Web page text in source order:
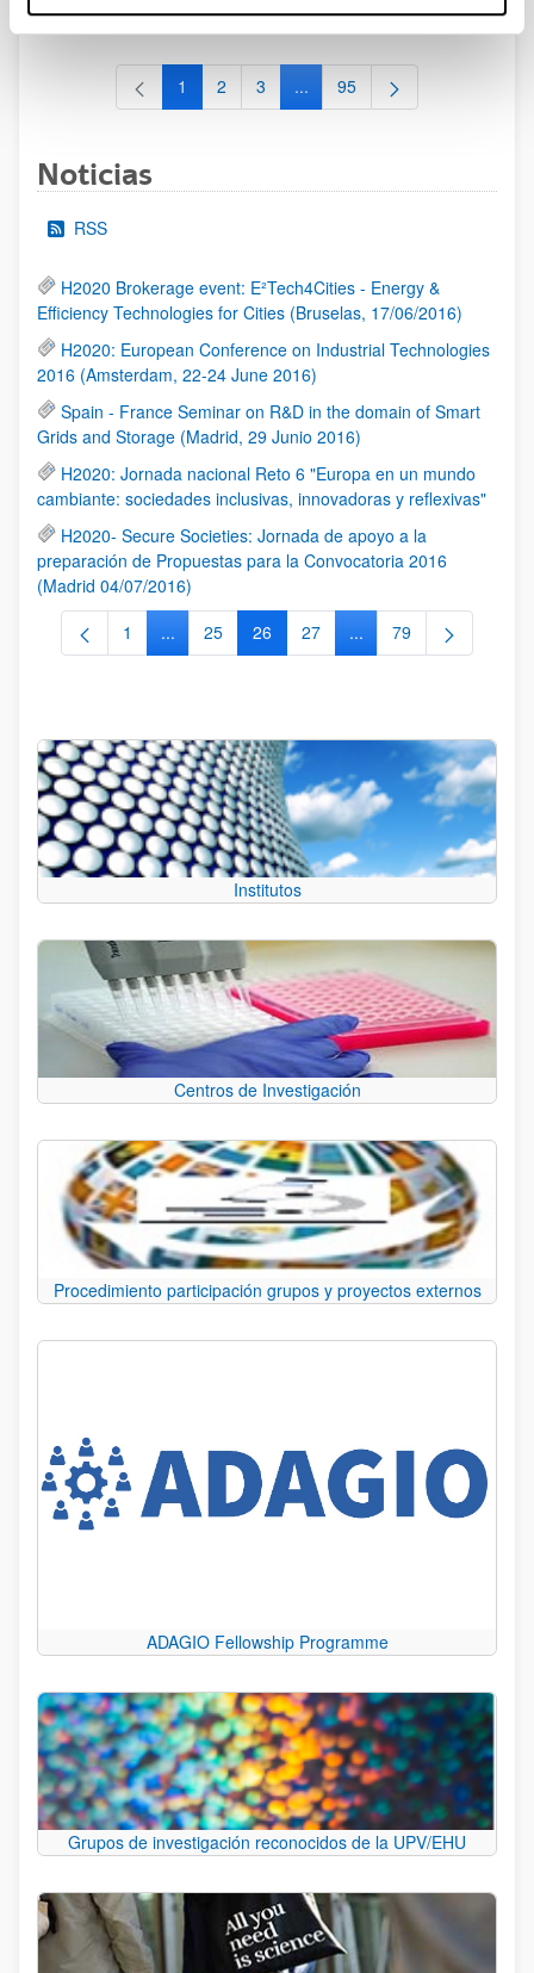
Página
1 Página
2 Página
3 ...Páginas intermedias Use TAB
Página
95
Noticias
RSS
H2020 Brokerage event: E²Tech4Cities - Energy &
Efficiency Technologies for Cities (Bruselas, 17/06/2016)
H2020: European Conference on Industrial Technologies
2016 (Amsterdam, 22-24 June 2016)
Spain - France Seminar on R&D in the domain of Smart
Grids and Storage (Madrid, 29 Junio 2016)
H2020: Jornada nacional Reto 6 "Europa en un mundo
cambiante: sociedades inclusivas, innovadoras y reflexivas"
H2020- Secure Societies: Jornada de apoyo a la
preparación de Propuestas para la Convocatoria 2016
(Madrid 04/07/2016)
Página
1 ...Páginas intermedias Use TAB para desplazarse.
Página
25 Página
26 Página
27 ...Páginas intermedias
Página
79
Institutos
Centros de Investigación
Procedimiento participación grupos y proyectos externos
ADAGIO Fellowship Programme
Grupos de investigación reconocidos de la UPV/EHU